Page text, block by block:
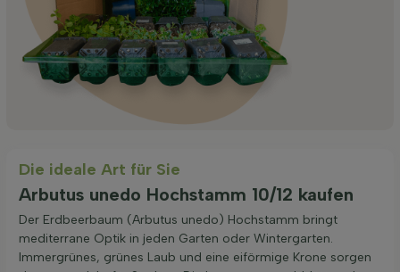
Die ideale Art für Sie
Arbutus unedo Hochstamm 10/12 kaufen
Der Erdbeerbaum (Arbutus unedo) Hochstamm bringt
mediterrane Optik in jeden Garten oder Wintergarten.
Immergrünes, grünes Laub und eine eiförmige Krone sorgen